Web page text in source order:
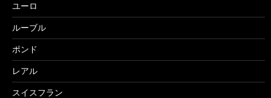
ユーロ
ルーブル
ポンド
レアル
スイスフラン